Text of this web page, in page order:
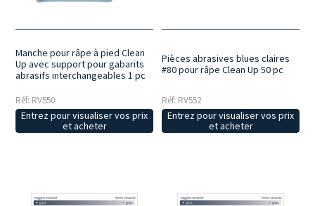
Manche pour râpe à pied Clean
Up avec support pour gabarits
abrasifs interchangeables 1 pc
Réf: RV550
Entrez pour visualiser vos prix
et acheter
Pièces abrasives blues claires
#80 pour râpe Clean Up 50 pc
Réf: RV552
Entrez pour visualiser vos prix
et acheter